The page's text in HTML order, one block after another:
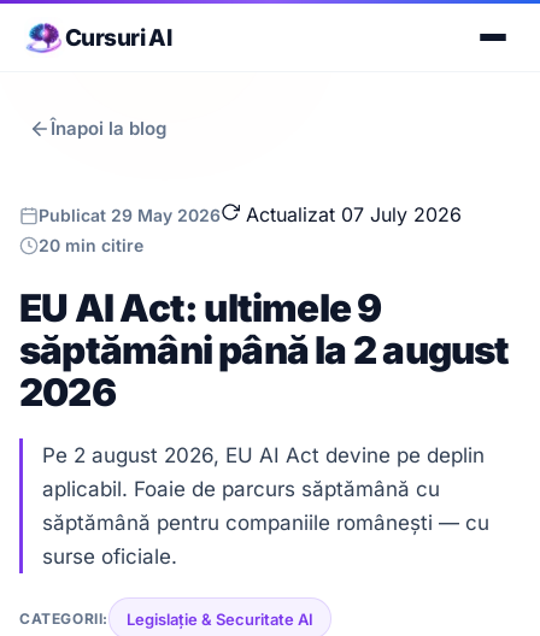
Cursuri AI
Înapoi la blog
Publicat 29 May 2026 Actualizat 07 July 2026
20 min citire
EU AI Act: ultimele 9
săptămâni până la 2 august
2026
Pe 2 august 2026, EU AI Act devine pe deplin
aplicabil. Foaie de parcurs săptămână cu
săptămână pentru companiile românești — cu
surse oficiale.
CATEGORII: Legislație & Securitate AI